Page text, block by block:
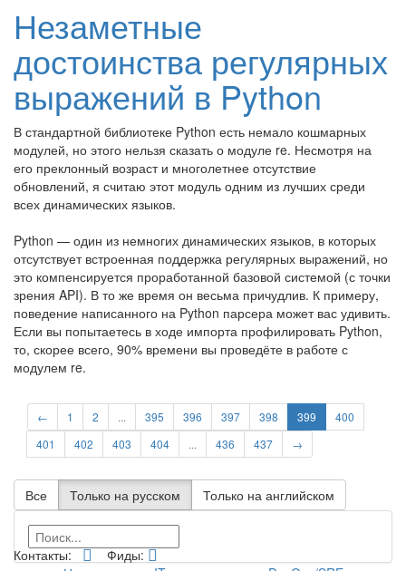
Незаметные
достоинства регулярных
выражений в Python
В стандартной библиотеке Python есть немало кошмарных
модулей, но этого нельзя сказать о модуле re. Несмотря на
его преклонный возраст и многолетнее отсутствие
обновлений, я считаю этот модуль одним из лучших среди
всех динамических языков.
Python — один из немногих динамических языков, в которых
отсутствует встроенная поддержка регулярных выражений, но
это компенсируется проработанной базовой системой (с точки
зрения API). В то же время он весьма причудлив. К примеру,
поведение написанного на Python парсера может вас удивить.
Если вы попытаетесь в ходе импорта профилировать Python,
то, скорее всего, 90% времени вы проведёте в работе с
модулем re.
← 1 2 ... 395 396 397 398 399
400
401
402 403 404 ... 436 437 →
Все Только на русском Только на английском
Контакты:
Фиды: